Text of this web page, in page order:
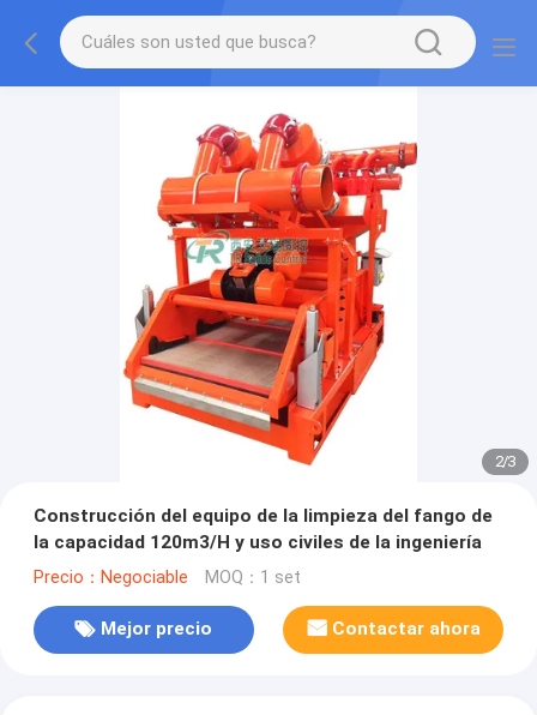
2/3
Construcción del equipo de la limpieza del fango de
la capacidad 120m3/H y uso civiles de la ingeniería
Precio：Negociable MOQ：1 set
Mejor precio Contactar ahora